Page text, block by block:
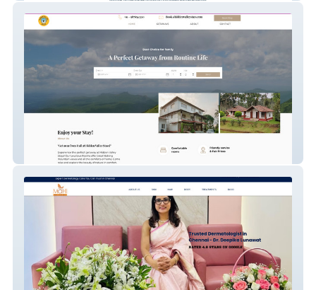
Hidden Valley Stays